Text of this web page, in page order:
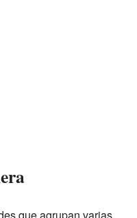
que agrupan varias